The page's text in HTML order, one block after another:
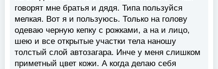
говорят мне братья и дядя. Типа пользуйся
мелкая. Вот я и пользуюсь. Только на голову
одеваю черную кепку с рожками, а на и лицо,
шею и все открытые участки тела наношу
толстый слой автозагара. Инче у меня слишком
приметный цвет кожи. А когда делаю себя